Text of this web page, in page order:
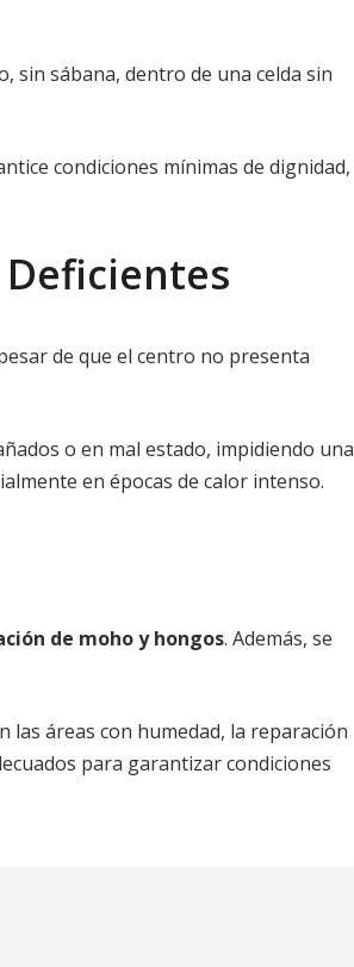
sin sábana, dentro de una celda sin
condiciones mínimas de dignidad,
de que el centro no presenta
o en mal estado, impidiendo una
en épocas de calor intenso.
de moho y hongos. Además, se
las áreas con humedad, la reparación
para garantizar condiciones